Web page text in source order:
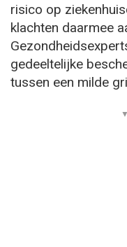
risico op
klachten daarmee
gedeeltelijke
tussen een milde